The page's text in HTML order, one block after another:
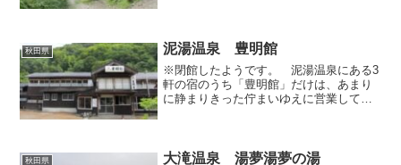
れてないような雰囲気がある...
秋田県 泥湯温泉 豊明館
※閉館したようです。 泥湯温泉にある3
軒の宿のうち「豊明館」だけは、あまり
に静まりきった佇まいゆえに営業してい
が、ネット上では比較的新...
秋田県 大滝温泉 湯夢湯夢の湯